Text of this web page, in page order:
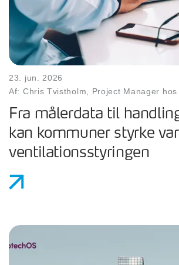
23. jun. 2026
Af: Chris Tvistholm, Project Manager hos
Fra målerdata til
kan kommuner styrke
ventilationsstyringen